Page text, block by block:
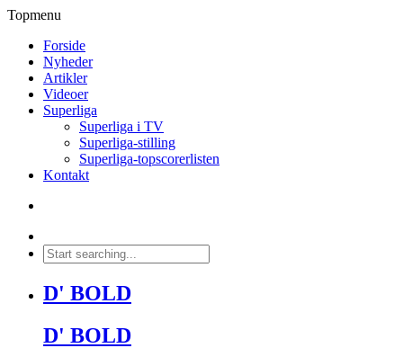
Topmenu
Forside
Nyheder
Artikler
Videoer
Superliga
Superliga i TV
Superliga-stilling
Superliga-topscorerlisten
Kontakt
D' BOLD
D' BOLD